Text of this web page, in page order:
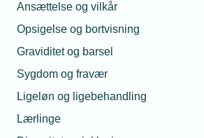
Ansættelse og vilkår
Opsigelse og bortvisning
Graviditet og barsel
Sygdom og fravær
Ligeløn og ligebehandling
Lærlinge
Det tekniske erhvervsliv
udvikling. Kunderne
komplekse
leveringskvalitet til
løsninger inden for energi,